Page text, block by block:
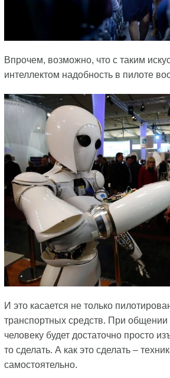
Впрочем, возможно, что с таким
интеллектом надобность в пилоте
И это касается не только
транспортных средств. При общении
человеку будет достаточно просто
то сделать. А как это сделать –
самостоятельно.